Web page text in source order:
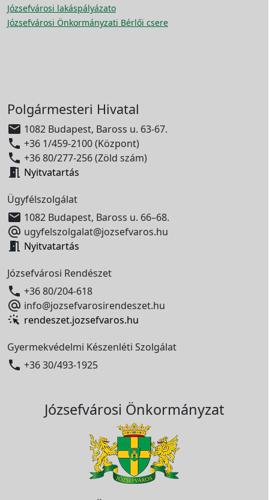
Józsefvárosi lakáspályázato
Józsefvárosi Önkormányzati Bérlői csere
Polgármesteri Hivatal
 1082 Budapest, Baross u. 63-67.
 +36 1/459-2100 (Központ)
 +36 80/277-256 (Zöld szám)
 Nyitvatartás
Ügyfélszolgálat
 1082 Budapest, Baross u. 66–68.
 ugyfelszolgalat@jozsefvaros.hu
 Nyitvatartás
Józsefvárosi Rendészet
 +36 80/204-618
 info@jozsefvarosirendeszet.hu
rendeszet.jozsefvaros.hu
Gyermekvédelmi Készenléti Szolgálat
 +36 30/493-1925
Józsefvárosi Önkormányzat